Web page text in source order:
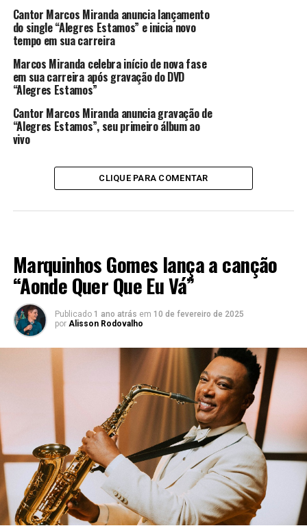
Cantor Marcos Miranda anuncia lançamento
do single “Alegres Estamos” e inicia novo
tempo em sua carreira
Marcos Miranda celebra início de nova fase
em sua carreira após gravação do DVD
“Alegres Estamos”
Cantor Marcos Miranda anuncia gravação de
“Alegres Estamos”, seu primeiro álbum ao
vivo
CLIQUE PARA COMENTAR
Marquinhos Gomes lança a canção
“Aonde Quer Que Eu Vá”
Publicado 1 ano atrás em 10 de fevereiro de 2025
por Alisson Rodovalho